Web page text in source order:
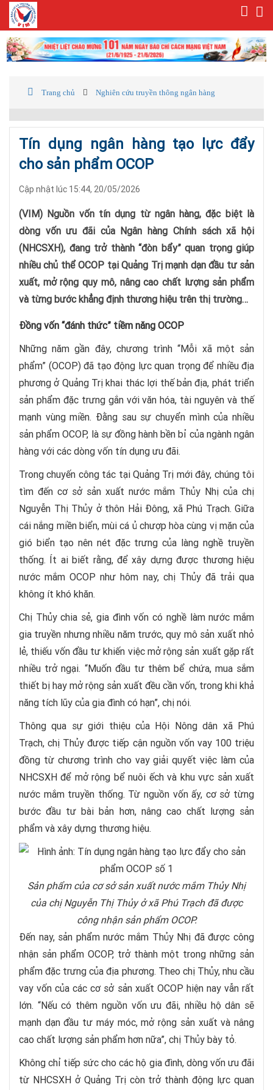
Trang chủ Nghiên cứu truyền thông ngân hàng
Tín dụng ngân hàng tạo lực đẩy
cho sản phẩm OCOP
Cập nhật lúc 15:44, 20/05/2026
(VIM) Nguồn vốn tín dụng từ ngân hàng, đặc biệt là
dòng vốn ưu đãi của Ngân hàng Chính sách xã hội
(NHCSXH), đang trở thành “đòn bẩy” quan trọng giúp
nhiều chủ thể OCOP tại Quảng Trị mạnh dạn đầu tư sản
xuất, mở rộng quy mô, nâng cao chất lượng sản phẩm
và từng bước khẳng định thương hiệu trên thị trường…
Đồng vốn “đánh thức” tiềm năng OCOP
Những năm gần đây, chương trình “Mỗi xã một sản
phẩm” (OCOP) đã tạo động lực quan trọng để nhiều địa
phương ở Quảng Trị khai thác lợi thế bản địa, phát triển
sản phẩm đặc trưng gắn với văn hóa, tài nguyên và thế
mạnh vùng miền. Đằng sau sự chuyển mình của nhiều
sản phẩm OCOP, là sự đồng hành bền bỉ của ngành ngân
hàng với các dòng vốn tín dụng ưu đãi.
Trong chuyến công tác tại Quảng Trị mới đây, chúng tôi
tìm đến cơ sở sản xuất nước mắm Thủy Nhị của chị
Nguyễn Thị Thủy ở thôn Hải Đông, xã Phú Trạch. Giữa
cái nắng miền biển, mùi cá ủ chượp hòa cùng vị mặn của
gió biển tạo nên nét đặc trưng của làng nghề truyền
thống. Ít ai biết rằng, để xây dựng được thương hiệu
nước mắm OCOP như hôm nay, chị Thủy đã trải qua
không ít khó khăn.
Chị Thủy chia sẻ, gia đình vốn có nghề làm nước mắm
gia truyền nhưng nhiều năm trước, quy mô sản xuất nhỏ
lẻ, thiếu vốn đầu tư khiến việc mở rộng sản xuất gặp rất
nhiều trở ngại. “Muốn đầu tư thêm bể chứa, mua sắm
thiết bị hay mở rộng sản xuất đều cần vốn, trong khi khả
năng tích lũy của gia đình có hạn”, chị nói.
Thông qua sự giới thiệu của Hội Nông dân xã Phú
Trạch, chị Thủy được tiếp cận nguồn vốn vay 100 triệu
đồng từ chương trình cho vay giải quyết việc làm của
NHCSXH để mở rộng bể nuôi ếch và khu vực sản xuất
nước mắm truyền thống. Từ nguồn vốn ấy, cơ sở từng
bước đầu tư bài bản hơn, nâng cao chất lượng sản
phẩm và xây dựng thương hiệu.
Sản phẩm của cơ sở sản xuất nước mắm Thủy Nhị
của chị Nguyễn Thị Thủy ở xã Phú Trạch đã được
công nhận sản phẩm OCOP.
Đến nay, sản phẩm nước mắm Thủy Nhị đã được công
nhận sản phẩm OCOP, trở thành một trong những sản
phẩm đặc trưng của địa phương. Theo chị Thủy, nhu cầu
vay vốn của các cơ sở sản xuất OCOP hiện nay vẫn rất
lớn. “Nếu có thêm nguồn vốn ưu đãi, nhiều hộ dân sẽ
mạnh dạn đầu tư máy móc, mở rộng sản xuất và nâng
cao chất lượng sản phẩm hơn nữa”, chị Thủy bày tỏ.
Không chỉ tiếp sức cho các hộ gia đình, dòng vốn ưu đãi
từ NHCSXH ở Quảng Trị còn trở thành động lực quan